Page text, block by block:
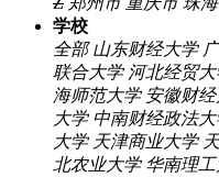
学校
全部 山东财经大学
联合大学 河北经贸
海师范大学 安徽财
大学 中南财经政法大
大学 天津商业大学
北农业大学 华南理